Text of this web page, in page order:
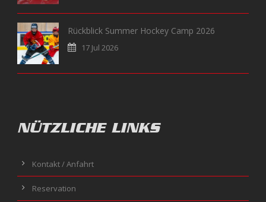
Rückblick Summer Hockey Camp 2026
17 Jul 2026
NÜTZLICHE LINKS
Kontakt / Anfahrt
Reservation